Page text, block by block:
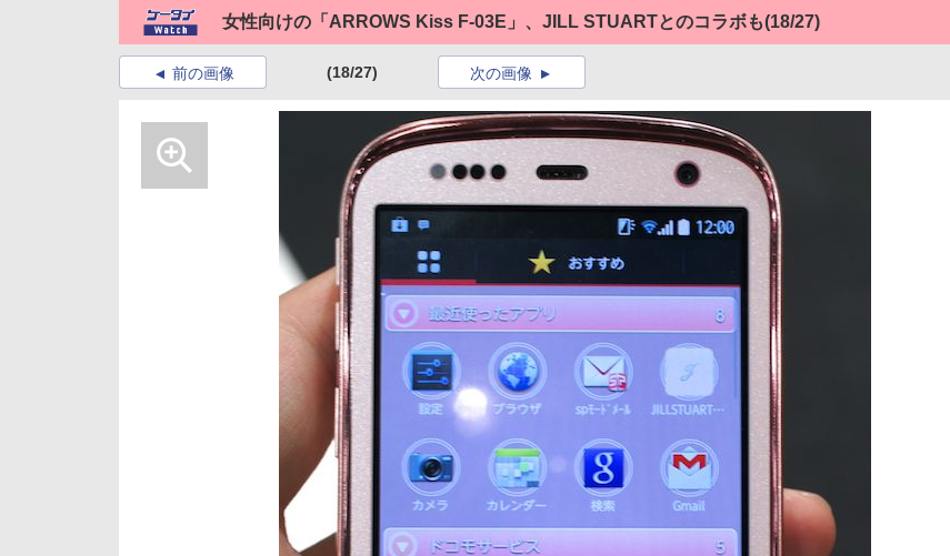
女性向けの「ARROWS Kiss F-03E」、JILL STUARTとのコラボも(18/27)
前の画像 (18/27) 次の画像